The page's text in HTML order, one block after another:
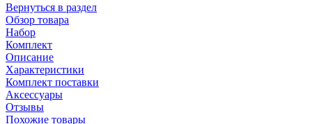
Вернуться в раздел
Обзор товара
Набор
Комплект
Описание
Характеристики
Комплект поставки
Аксессуары
Отзывы
Похожие товары